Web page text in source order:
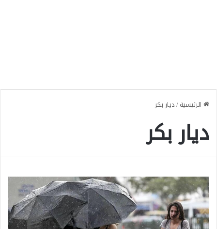
الرئيسية/ديار بكر
ديار بكر